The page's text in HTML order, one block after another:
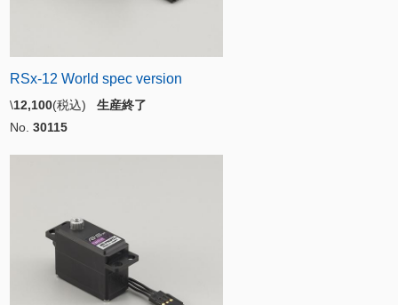
RSx-12 World spec version
\12,100(税込) 生産終了
No. 30115